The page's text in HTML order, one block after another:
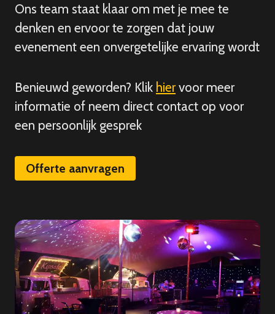
Ons team staat klaar om met je mee te
denken en ervoor te zorgen dat jouw
evenement een onvergetelijke ervaring wordt
Benieuwd geworden? Klik hiervoor meer
informatie of neem direct contact op voor
een persoonlijk gesprek
Offerte aanvragen